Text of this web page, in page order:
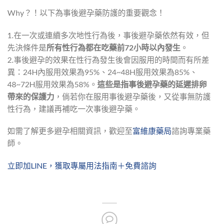
Why？！以下為事後避孕藥防護的重要觀念！
1.在一次或連續多次地性行為後，事後避孕藥依然有效，但
先決條件是所有性行為都在吃藥前72小時以內發生 。
2.事後避孕的效果在性行為發生後會因服用的時間而有所差
異：24H內服用效果為95%、24~48H服用效果為85%、
48~72H服用效果為58%。 這些是指事後避孕藥的延遲排卵
帶來的保護力 ，倘若你在服用事後避孕藥後，又從事無防護
性行為，建議再補吃一次事後避孕藥。
如需了解更多避孕相關資訊，歡迎至富維康藥局諮詢專業藥
師。
立即加LINE，獲取專屬用法指南＋免費諮詢